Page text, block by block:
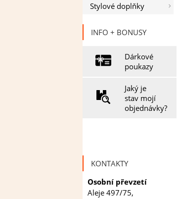
Stylové doplňky
INFO + BONUSY
Dárkové
poukazy
Jaký je
stav mojí
objednávky?
KONTAKTY
Osobní převzetí
Aleje 497/75,